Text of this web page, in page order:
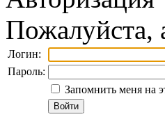
Пожалуйста,
Логин:
Пароль:
Запомнить меня на